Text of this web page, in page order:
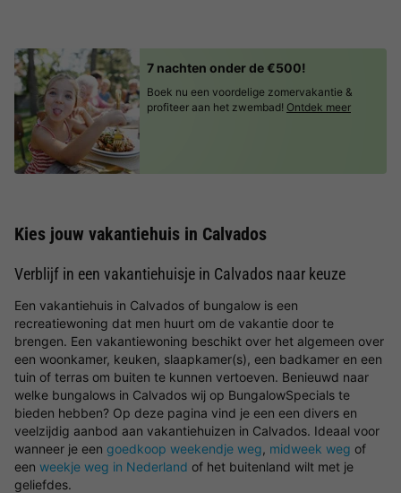
7 nachten onder de €500!
Boek nu een voordelige zomervakantie &
profiteer aan het zwembad! Ontdek meer
Kies jouw vakantiehuis in Calvados
Verblijf in een vakantiehuisje in Calvados naar keuze
Een vakantiehuis in Calvados of bungalow is een
recreatiewoning dat men huurt om de vakantie door te
brengen. Een vakantiewoning beschikt over het algemeen over
een woonkamer, keuken, slaapkamer(s), een badkamer en een
tuin of terras om buiten te kunnen vertoeven. Benieuwd naar
welke bungalows in Calvados wij op BungalowSpecials te
bieden hebben? Op deze pagina vind je een een divers en
veelzijdig aanbod aan vakantiehuizen in Calvados. Ideaal voor
wanneer je een goedkoop weekendje weg, midweek weg of
een weekje weg in Nederland of het buitenland wilt met je
geliefdes.